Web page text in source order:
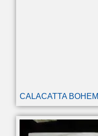
CALACATTA